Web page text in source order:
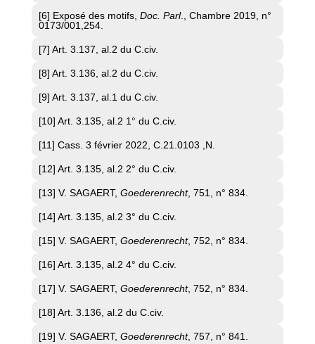
[6] Exposé des motifs, Doc. Parl., Chambre 2019, n°
0173/001,254.
[7] Art. 3.137, al.2 du C.civ.
[8] Art. 3.136, al.2 du C.civ.
[9] Art. 3.137, al.1 du C.civ.
[10] Art. 3.135, al.2 1° du C.civ.
[11] Cass. 3 février 2022, C.21.0103 ,N.
[12] Art. 3.135, al.2 2° du C.civ.
[13] V. SAGAERT, Goederenrecht, 751, n° 834.
[14] Art. 3.135, al.2 3° du C.civ.
[15] V. SAGAERT, Goederenrecht, 752, n° 834.
[16] Art. 3.135, al.2 4° du C.civ.
[17] V. SAGAERT, Goederenrecht, 752, n° 834.
[18] Art. 3.136, al.2 du C.civ.
[19] V. SAGAERT, Goederenrecht, 757, n° 841.